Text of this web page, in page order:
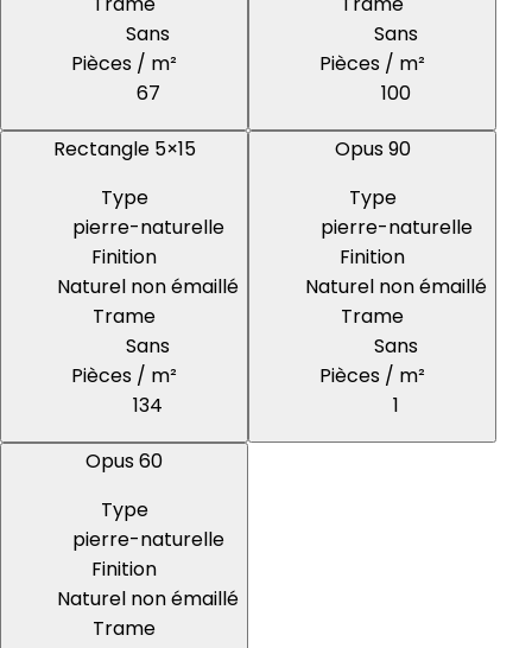
Sans
Pièces / m²
67
Sans
Pièces / m²
100
Rectangle 5×15
Type
pierre-naturelle
Finition
Naturel non émaillé
Trame
Sans
Pièces / m²
134
Opus 90
Type
pierre-naturelle
Finition
Naturel non émaillé
Trame
Sans
Pièces / m²
1
Opus 60
Type
pierre-naturelle
Finition
Naturel non émaillé
Trame